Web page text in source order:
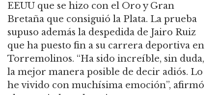
EEUU que se hizo con el Oro y Gran
Bretaña que consiguió la Plata. La prueba
supuso además la despedida de Jairo Ruiz
que ha puesto fin a su carrera deportiva en
Torremolinos. “Ha sido increíble, sin duda,
la mejor manera posible de decir adiós. Lo
he vivido con muchísima emoción”, afirmó